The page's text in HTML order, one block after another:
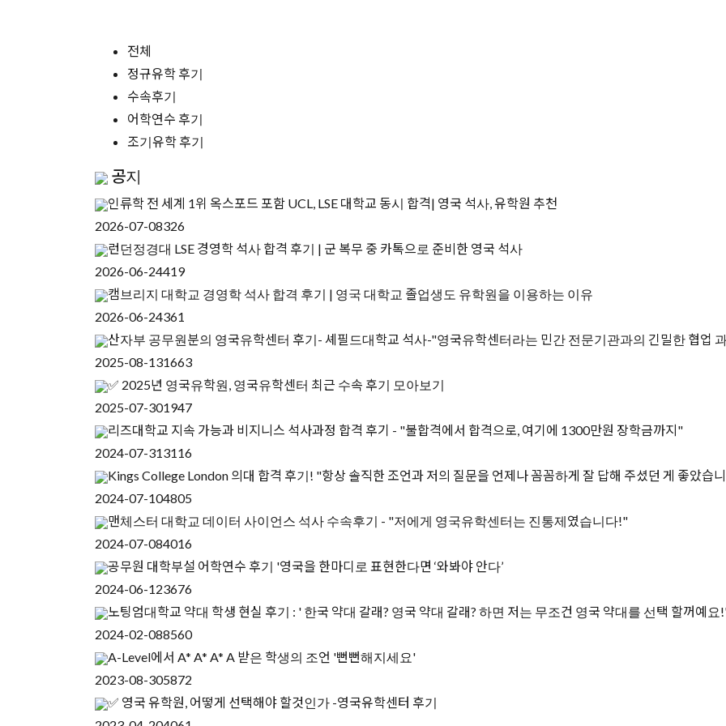
전체
정규유학 후기
수속후기
어학연수 후기
조기유학 후기
공지
인류학 전 세계 1위 옥스포드 포함 UCL, LSE 대학교 동시 합격| 영국 석사, 유학원 추천
2026-07-08326
런던정경대 LSE 경영학 석사 합격 후기 | 군 복무 중 카톡으로 준비한 영국 석사
2026-06-24419
캠브리지 대학교 경영학 석사 합격 후기 | 영국 대학교 졸업생도 유학원을 이용하는 이유
2026-06-24361
산자부 공무원분의 영국유학센터 후기- 셰필드대학교 석사-"영국유학센터라는 민간 전문기관과의 긴밀한 협업
2025-08-131663
✅ 2025년 영국유학원, 영국유학센터 최근 수속 후기 모아보기
2025-07-301947
리즈대학교 지속 가능과 비지니스 석사과정 합격 후기 - "불합격에서 합격으로, 여기에 1300만원 장학금까지"
2024-07-313116
Kings College London 의대 합격 후기! "항상 솔직한 조언과 저의 질문을 언제나 꼼꼼하게 잘 답해 주셨던 게 좋았습
2024-07-104805
맨체스터 대학교 데이터 사이언스 석사 수속후기 - "저에게 영국유학센터는 진통제였습니다!"
2024-07-084016
공무원 대학부설 어학연수 후기 '영국을 한마디로 표현한다면 ‘와봐야 안다’
2024-06-123676
노팅엄대학교 약대 학생 현실 후기 : ' 한국 약대 갈래? 영국 약대 갈래? 하면 저는 무조건 영국 약대를 선택 할꺼예요
2024-02-088560
A-Level에서 A* A* A* A 받은 학생의 조언 '뻔뻔해지세요'
2023-08-305872
✅ 영국 유학원, 어떻게 선택해야 할것인가 -영국유학센터 후기